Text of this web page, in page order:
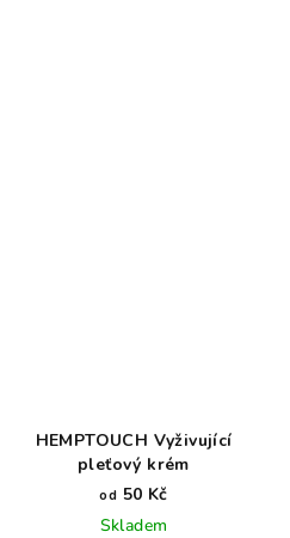
HEMPTOUCH Vyživující
pleťový krém
od 50 Kč
Skladem